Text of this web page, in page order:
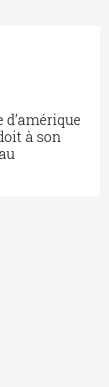
à son